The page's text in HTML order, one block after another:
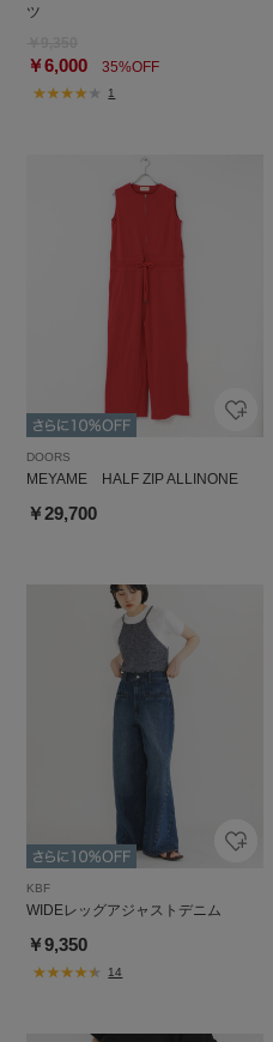
ツ
￥6,000 35%OFF
1
DOORS
MEYAME HALF ZIP ALLINONE
￥29,700
KBF
WIDEレッグアジャストデニム
￥9,350
14